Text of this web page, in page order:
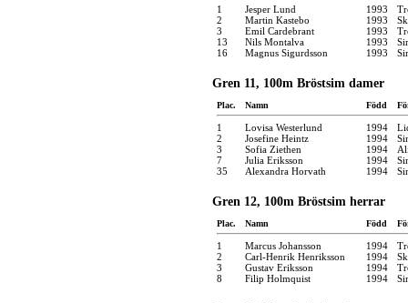
1 Jesper Lund 1993
2
Martin Kastebo 1993
3
Emil Cardebrant 1993
13
Nils Montalva 1993
16
Magnus Sigurdsson 1993
Gren 11, 100m Bröstsim damer
Plac. Namn Född
1 Lovisa Westerlund 1994
2
Josefine Heintz 1994
3
Sofia Ziethen 1994
7
Julia Eriksson 1994
35
Alexandra Horvath 1994
Gren 12, 100m Bröstsim herrar
Plac. Namn Född
1 Marcus Johansson 1994
2
Carl-Henrik Henriksson 1994
3
Gustav Eriksson 1994
8
Filip Holmquist 1994